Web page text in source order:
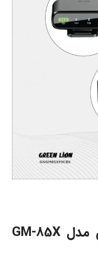
میکروفون بی سیم گرین لاین مدل GM-85X